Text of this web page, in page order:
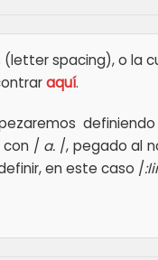
spacing), o la
aquí.
con / a. /, pegado al
en este caso /